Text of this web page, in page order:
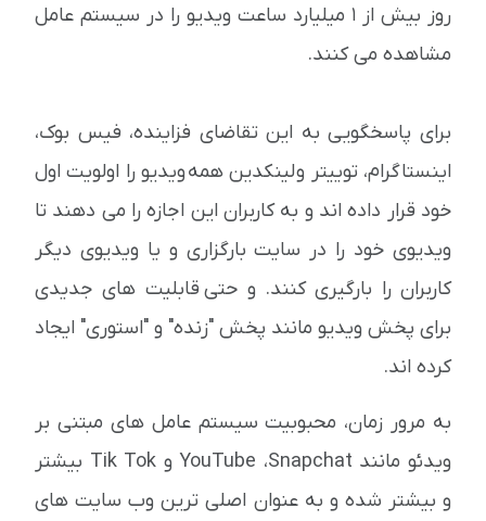
روز بیش از 1 میلیارد ساعت ویدیو را در سیستم عامل
مشاهده می کنند.
برای پاسخگویی به این تقاضای فزاینده، فیس بوک،
اینستاگرام، توییتر و لینکدین همه ویدیو را اولویت اول
خود قرار داده اند و به کاربران این اجازه را می دهند تا
ویدیوی خود را در سایت بارگزاری و یا ویدیوی دیگر
کاربران را بارگیری کنند. و حتی قابلیت های جدیدی
برای پخش ویدیو مانند پخش "زنده" و "استوری" ایجاد
کرده اند.
به مرور زمان، محبوبیت سیستم عامل های مبتنی بر
ویدئو مانند YouTube ،Snapchat و Tik Tok بیشتر
و بیشتر شده و به عنوان اصلی ترین وب سایت های